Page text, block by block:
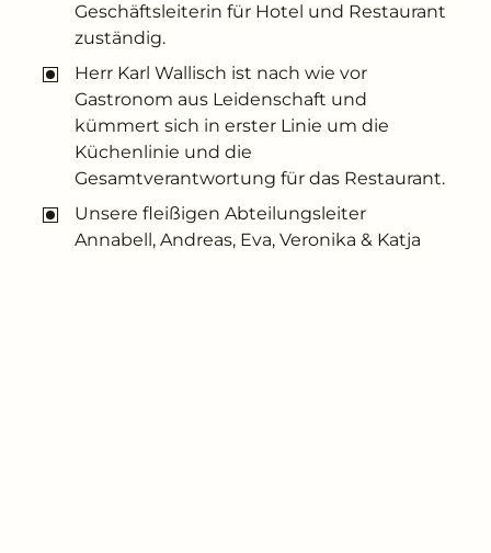
Geschäftsleiterin für Hotel und Restaurant
zuständig.
Herr Karl Wallisch ist nach wie vor
Gastronom aus Leidenschaft und
kümmert sich in erster Linie um die
Küchenlinie und die
Gesamtverantwortung für das Restaurant.
Unsere fleißigen Abteilungsleiter
Annabell, Andreas, Eva, Veronika & Katja